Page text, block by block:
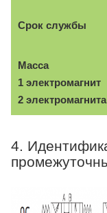
Срок службы
Масса
1 электромагнит
2 электромагнита
4.